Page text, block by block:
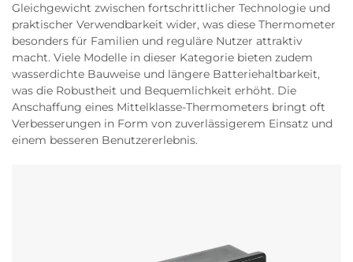
Gleichgewicht zwischen fortschrittlicher Technologie und
praktischer Verwendbarkeit wider, was diese Thermometer
besonders für Familien und reguläre Nutzer attraktiv
macht. Viele Modelle in dieser Kategorie bieten zudem
wasserdichte Bauweise und längere Batteriehaltbarkeit,
was die Robustheit und Bequemlichkeit erhöht. Die
Anschaffung eines Mittelklasse-Thermometers bringt oft
Verbesserungen in Form von zuverlässigerem Einsatz und
einem besseren Benutzererlebnis.